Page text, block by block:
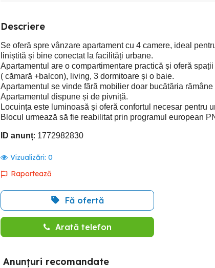
Descriere
Se oferă spre vânzare apartament cu 4 camere, ideal
liniștită și bine conectat la facilități urbane.
Apartamentul are o compartimentare practică și oferă
( cămară +balcon), living, 3 dormitoare și o baie.
Apartamentul se vinde fără mobilier doar bucătăria
Apartamentul dispune și de pivniță.
Locuința este luminoasă și oferă confortul necesar pentru
Blocul urmează să fie reabilitat prin programul european
ID anunț: 1772982830
Vizualizări: 0
Raportează
Fă ofertă
Arată telefon
Anunțuri recomandate